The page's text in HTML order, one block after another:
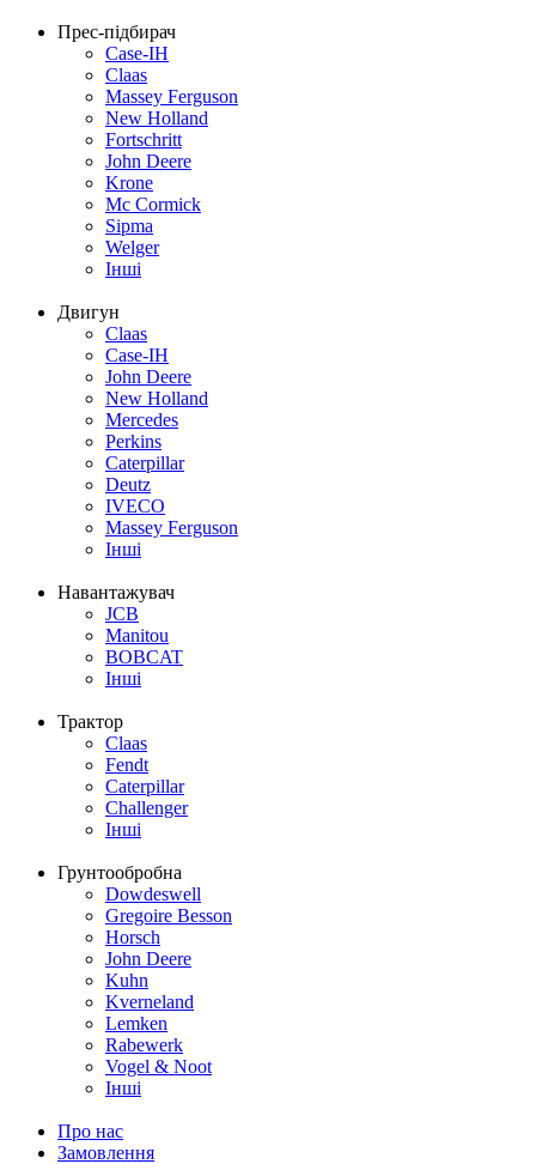
Прес-підбирач
Case-IH
Claas
Massey Ferguson
New Holland
Fortschritt
John Deere
Krone
Mc Cormick
Sipma
Welger
Інші
Двигун
Claas
Case-IH
John Deere
New Holland
Mercedes
Perkins
Caterpillar
Deutz
IVECO
Massey Ferguson
Інші
Навантажувач
JCB
Manitou
BOBCAT
Інші
Трактор
Claas
Fendt
Caterpillar
Challenger
Інші
Грунтообробна
Dowdeswell
Gregoire Besson
Horsch
John Deere
Kuhn
Kverneland
Lemken
Rabewerk
Vogel & Noot
Інші
Про нас
Замовлення